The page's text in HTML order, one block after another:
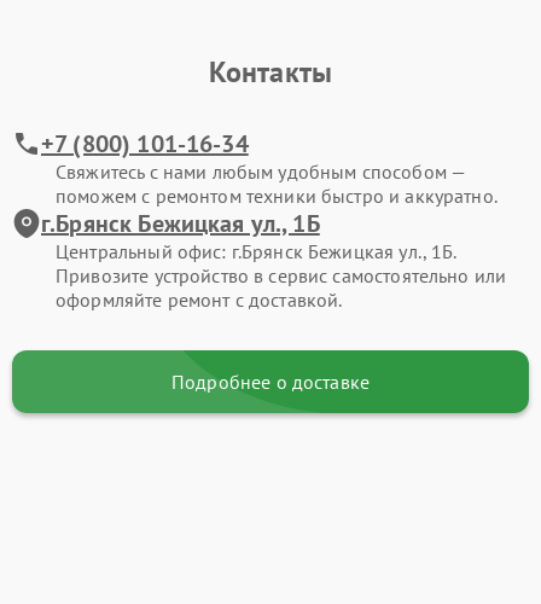
Контакты
+7 (800) 101-16-34
Свяжитесь с нами любым удобным способом —
поможем с ремонтом техники быстро и аккуратно.
г.Брянск Бежицкая ул., 1Б
Центральный офис: г.Брянск Бежицкая ул., 1Б.
Привозите устройство в сервис самостоятельно или
оформляйте ремонт с доставкой.
Подробнее о доставке